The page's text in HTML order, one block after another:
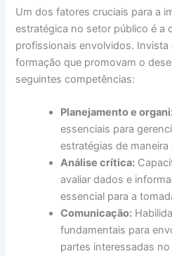
Um dos fatores cruciais para a
estratégica no setor público é a
profissionais envolvidos. Invista
formação que promovam o
seguintes competências:
Planejamento e
essenciais para
estratégias de maneira
Análise crítica:
avaliar dados e
essencial para a
Comunicação:
fundamentais para
partes interessadas